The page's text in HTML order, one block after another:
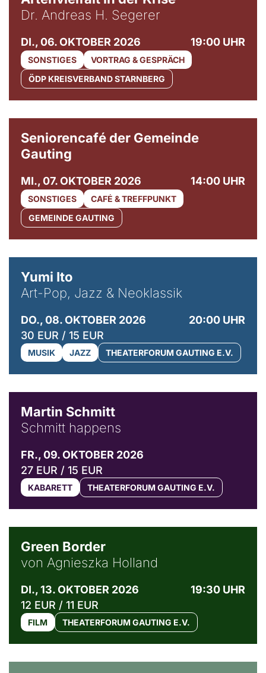
Dr. Andreas H. Segerer
DI., 06. OKTOBER 2026 19:00 UHR
SONSTIGES
VORTRAG & GESPRÄCH
ÖDP KREISVERBAND STARNBERG
Seniorencafé der Gemeinde
Gauting
MI., 07. OKTOBER 2026 14:00 UHR
SONSTIGES
CAFÉ & TREFFPUNKT
GEMEINDE GAUTING
Yumi Ito
Art-Pop, Jazz & Neoklassik
DO., 08. OKTOBER 2026
20:00 UHR
30 EUR / 15 EUR
MUSIK JAZZ THEATERFORUM GAUTING E.V.
Martin Schmitt
Schmitt happens
FR., 09. OKTOBER 2026
27 EUR / 15 EUR
KABARETT THEATERFORUM GAUTING E.V.
Green Border
von Agnieszka Holland
DI., 13. OKTOBER 2026
19:30 UHR
12 EUR / 11 EUR
FILM THEATERFORUM GAUTING E.V.